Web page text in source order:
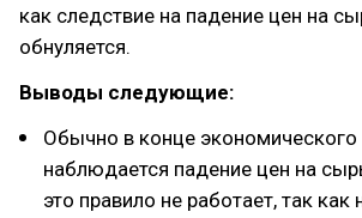
как следствие на падение цен на
обнуляется.
Выводы следующие:
Обычно в конце экономического
наблюдается падение цен на
это правило не работает, так как